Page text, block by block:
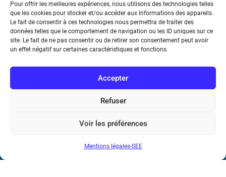
Pour offrir les meilleures expériences, nous utilisons des technologies telles
que les cookies pour stocker et/ou accéder aux informations des appareils.
Le fait de consentir à ces technologies nous permettra de traiter des
données telles que le comportement de navigation ou les ID uniques sur ce
site. Le fait de ne pas consentir ou de retirer son consentement peut avoir
un effet négatif sur certaines caractéristiques et fonctions.
Accepter
Refuser
Voir les préférences
Mentions légales-SEE
Bicentenaire des découvertes d’André-
Marie Ampère
Conditions Générales de Vente
Mentions légales
N° de SIREN : 785 393 232, Code APE : 9412Z TVA intra-
communautaire : FR44 785 393 232